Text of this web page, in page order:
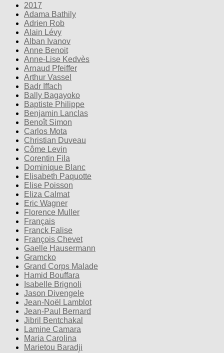
2017
Adama Bathily
Adrien Rob
Alain Lévy
Alban Ivanov
Anne Benoit
Anne-Lise Kedvès
Arnaud Pfeiffer
Arthur Vassel
Badr Iffach
Bally Bagayoko
Baptiste Philippe
Benjamin Lanclas
Benoît Simon
Carlos Mota
Christian Duveau
Côme Levin
Corentin Fila
Dominique Blanc
Elisabeth Paquotte
Elise Poisson
Eliza Calmat
Eric Wagner
Florence Muller
Français
Franck Falise
François Chevet
Gaelle Hausermann
Gramcko
Grand Corps Malade
Hamid Bouffara
Isabelle Brignoli
Jason Divengele
Jean-Noël Lamblot
Jean-Paul Bernard
Jibril Bentchakal
Lamine Camara
Maria Carolina
Marietou Baradji